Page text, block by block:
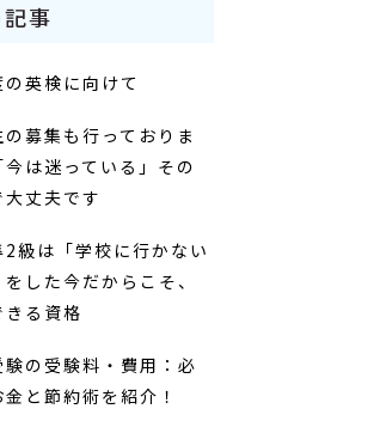
事
英検に向けて
の募集も行っておりま
は迷っている」その
大丈夫です
2級は「学校に行かない
した今だからこそ、
る資格
験の受験料・費用：必
と節約術を紹介！